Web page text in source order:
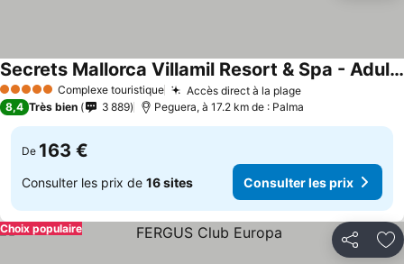
5 Étoiles Complexe touristique Accès direct à la plage
Secrets Mallorca Villamil Resort & Spa - Adults Only
8,4 Très bien 3 889 Peguera, à 17.2 km de : Palma
De 163 €
Consulter les prix de 16 sites Consulter les prix
Partager
Choix populaire